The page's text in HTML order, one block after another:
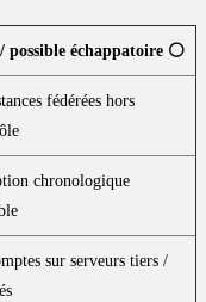
possible échappatoire ⚪
fédérées hors
chronologique
sur serveurs tiers /